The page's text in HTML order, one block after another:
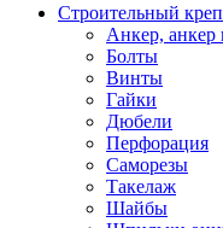
Строительный
Анкер, анкер
Болты
Винты
Гайки
Дюбели
Перфорация
Саморезы
Такелаж
Шайбы